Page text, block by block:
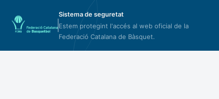
Sistema de seguretat
Estem protegint l'accés al web oficial de la
Federació Catalana de Bàsquet.